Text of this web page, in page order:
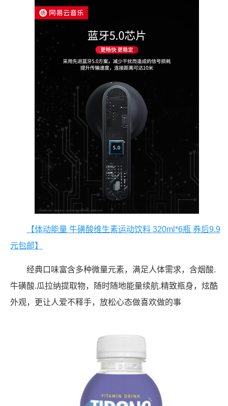
【体动能量 牛磺酸维生素运动饮料 320ml*6瓶 券后9.9
元包邮】
经典口味富含多种微量元素，满足人体需求，含烟酸.
牛磺酸.瓜拉纳提取物，随时随地能量续航.精致瓶身，炫酷
外观，更让人爱不释手，放松心态做喜欢做的事